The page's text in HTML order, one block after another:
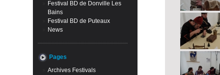
Festival BD de Donville Les
Bains
Festival BD de Puteaux
News
Pages
Archives Festivals